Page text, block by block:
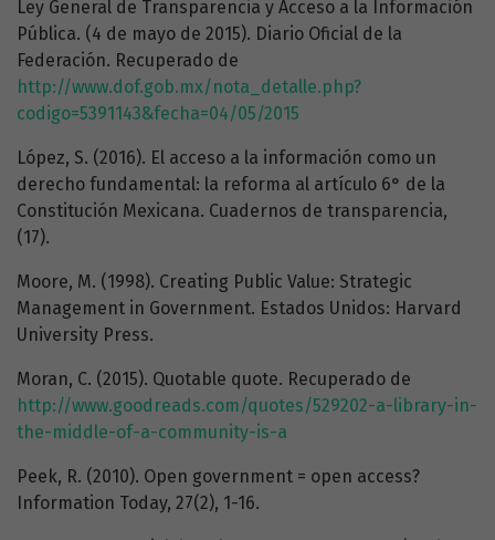
Ley General de Transparencia y Acceso a la Información
Pública. (4 de mayo de 2015). Diario Oficial de la
Federación. Recuperado de
http://www.dof.gob.mx/nota_detalle.php?
codigo=5391143&fecha=04/05/2015
López, S. (2016). El acceso a la información como un
derecho fundamental: la reforma al artículo 6° de la
Constitución Mexicana. Cuadernos de transparencia,
(17).
Moore, M. (1998). Creating Public Value: Strategic
Management in Government. Estados Unidos: Harvard
University Press.
Moran, C. (2015). Quotable quote. Recuperado de
http://www.goodreads.com/quotes/529202-a-library-in-
the-middle-of-a-community-is-a
Peek, R. (2010). Open government = open access?
Information Today, 27(2), 1-16.